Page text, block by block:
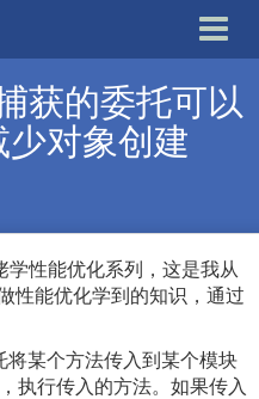
Toggle
获的委托可以
对象创建
学性能优化系列，这是我从
性能优化学到的知识，通过
将某个方法传入到某个模块
执行传入的方法。如果传入